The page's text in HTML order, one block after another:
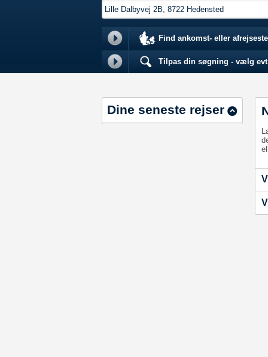
Find ankomst- eller
Tilpas din søgning - vælg
Dine seneste rejser